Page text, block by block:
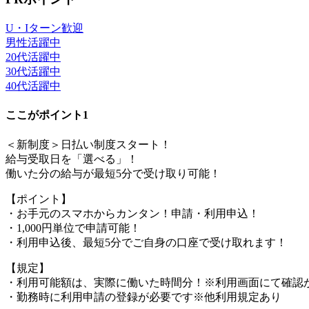
U・Iターン歓迎
男性活躍中
20代活躍中
30代活躍中
40代活躍中
ここがポイント1
＜新制度＞日払い制度スタート！
給与受取日を「選べる」！
働いた分の給与が最短5分で受け取り可能！
【ポイント】
・お手元のスマホからカンタン！申請・利用申込！
・1,000円単位で申請可能！
・利用申込後、最短5分でご自身の口座で受け取れます！
【規定】
・利用可能額は、実際に働いた時間分！※利用画面にて確認
・勤務時に利用申請の登録が必要です※他利用規定あり